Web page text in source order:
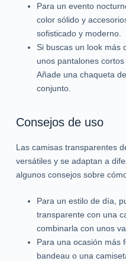
Para un evento
color sólido y
sofisticado y moderno.
Si buscas un look más
unos pantalones
Añade una chaqueta
conjunto.
Consejos de uso
Las camisas transparentes
versátiles y se adaptan a
algunos consejos sobre
Para un estilo de día,
transparente con una
combinarla con unos
Para una ocasión más
bandeau o una